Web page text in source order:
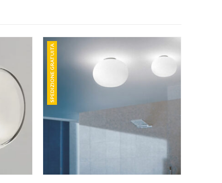
SPEDIZIONE GRATUITA